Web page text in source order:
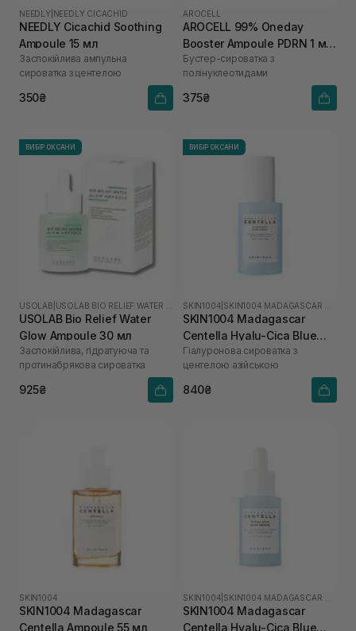
NEEDLY NEEDLY CICACHID
NEEDLY Cicachid Soothing
Ampoule 15 мл
Заспокійлива ампульна
сироватка з центелою
350₴
AROCELL
AROCELL 99% Oneday
Booster Ampoule PDRN 1 мл
х 5 шт
Бустер-сироватка з
полінуклеотидами
375₴
ВИБІР ОКСАНИ
USOLAB
USOLAB Bio Relief Water
Glow Ampoule 30 мл
Заспокійлива, гідратуюча та
протинабрякова сироватка
925₴
ВИБІР ОКСАНИ
SKIN1004
SKIN1004 Madagascar
Centella Hyalu-Cica Blue
Serum 50 мл
Гіалуронова сироватка з
центелою азійською
840₴
SKIN1004
SKIN1004 Madagascar
Centella Ampoule 55 мл
SKIN1004
SKIN1004 Madagascar
Centella Hyalu-Cica Blue